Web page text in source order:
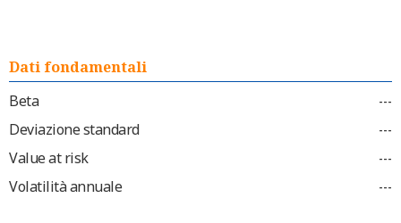
Dati fondamentali
Beta
---
Deviazione standard ---
Value at risk ---
Volatilità annuale ---